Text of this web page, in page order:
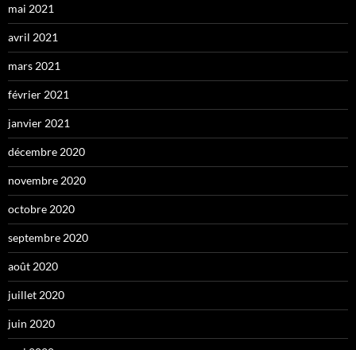
mai 2021
avril 2021
mars 2021
février 2021
janvier 2021
décembre 2020
novembre 2020
octobre 2020
septembre 2020
août 2020
juillet 2020
juin 2020